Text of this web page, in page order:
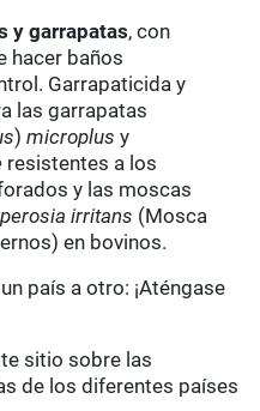
y garrapatas, con
hacer baños
Garrapaticida y
las garrapatas
)microplus y
resistentes a los
y las moscas
irritans (Mosca
en bovinos.
país a otro: ¡Aténgase
sitio sobre las
de los diferentes países